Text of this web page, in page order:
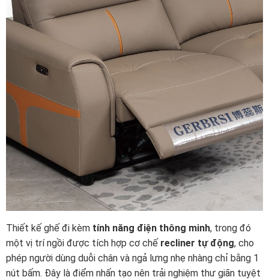
Thiết kế ghế đi kèm tính năng điện thông minh, trong đó
một vị trí ngồi được tích hợp cơ chế recliner tự động, cho
phép người dùng duỗi chân và ngả lưng nhẹ nhàng chỉ bằng 1
nút bấm. Đây là điểm nhấn tạo nên trải nghiệm thư giãn tuyệt